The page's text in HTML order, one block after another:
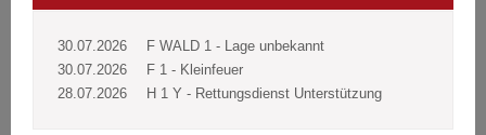
30.07.2026
F WALD 1 - Lage unbekannt
30.07.2026
F 1 - Kleinfeuer
28.07.2026
H 1 Y - Rettungsdienst Unterstützung